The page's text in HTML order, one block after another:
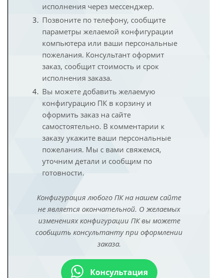
исполнения через мессенджер.
Позвоните по телефону, сообщите
параметры желаемой конфигурации
компьютера или ваши персональные
пожелания. Консультант оформит
заказ, сообщит стоимость и срок
исполнения заказа.
Вы можете добавить желаемую
конфигурацию ПК в корзину и
оформить заказ на сайте
самостоятельно. В комментарии к
заказу укажите ваши персональные
пожелания. Мы с вами свяжемся,
уточним детали и сообщим по
готовности.
Конфигурация любого ПК на нашем сайте
не является окончательной. О желаемых
изменениях конфигурации ПК вы можете
сообщить консультанту при оформлении
заказа.
Консультация